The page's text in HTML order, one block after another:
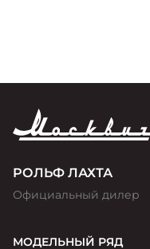
РОЛЬФ ЛАХТА
Официальный дилер
МОДЕЛЬНЫЙ РЯД